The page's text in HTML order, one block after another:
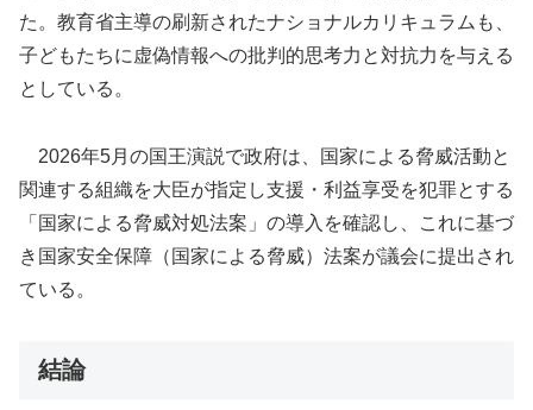
た。教育省主導の刷新されたナショナルカリキュラムも、
子どもたちに虚偽情報への批判的思考力と対抗力を与える
としている。
2026年5月の国王演説で政府は、国家による脅威活動と
関連する組織を大臣が指定し支援・利益享受を犯罪とする
「国家による脅威対処法案」の導入を確認し、これに基づ
き国家安全保障（国家による脅威）法案が議会に提出され
ている。
結論